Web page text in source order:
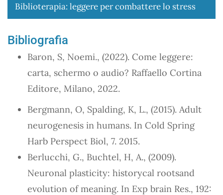
Biblioterapia: leggere per combattere lo stress
Bibliografia
Baron, S, Noemi., (2022). Come leggere:
carta, schermo o audio? Raffaello Cortina
Editore, Milano, 2022.
Bergmann, O, Spalding, K, L., (2015). Adult
neurogenesis in humans. In Cold Spring
Harb Perspect Biol, 7. 2015.
Berlucchi, G., Buchtel, H, A., (2009).
Neuronal plasticity: historycal rootsand
evolution of meaning. In Exp brain Res., 192: